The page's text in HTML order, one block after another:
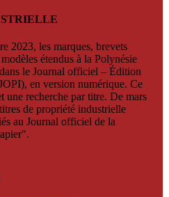
2023, les marques, brevets
étendus à la Polynésie
le Journal officiel – Édition
en version numérique. Ce
une recherche par titre. De mars
de propriété industrielle
au Journal officiel de la